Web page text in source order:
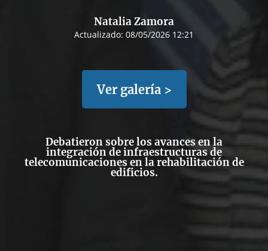
Natalia Zamora
Actualizado: 08/05/2026 12:21
Ver galería >
Debatieron sobre los avances en la
integración de infraestructuras de
telecomunicaciones en la rehabilitación de
edificios.